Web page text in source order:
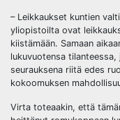
– Leikkaukset kuntien
yliopistoilta ovat
kiistämään. Samaan
lukuvuotensa
seurauksena riitä edes
kokoomuksen
Virta toteaakin, että